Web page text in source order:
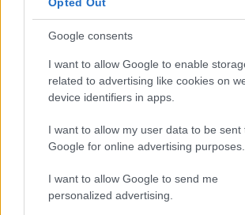
Google consents
I want to allow Google to enable
related to advertising like cookies on
device identifiers in apps.
I want to allow my user data to be sent
Google for online advertising purposes.
I want to allow Google to send me
personalized advertising.
μεγέθη, η σημασία του έργου
δημιουργία νέων δυνατοτήτων για
διοίκηση. Η ταχύτερη αναζήτηση
βελτίωση της διαχείρισης
της διαλειτουργικότητας μεταξύ
η μελλοντική αξιοποίηση
Νοημοσύνης και ανάλυσης
διαφορετικό μοντέλο διοίκησης
χρόνια.